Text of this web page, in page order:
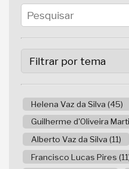
Helena Vaz da Silva (45)
Guilherme d'Oliveira
Alberto Vaz da Silva (11)
Francisco Lucas Pires